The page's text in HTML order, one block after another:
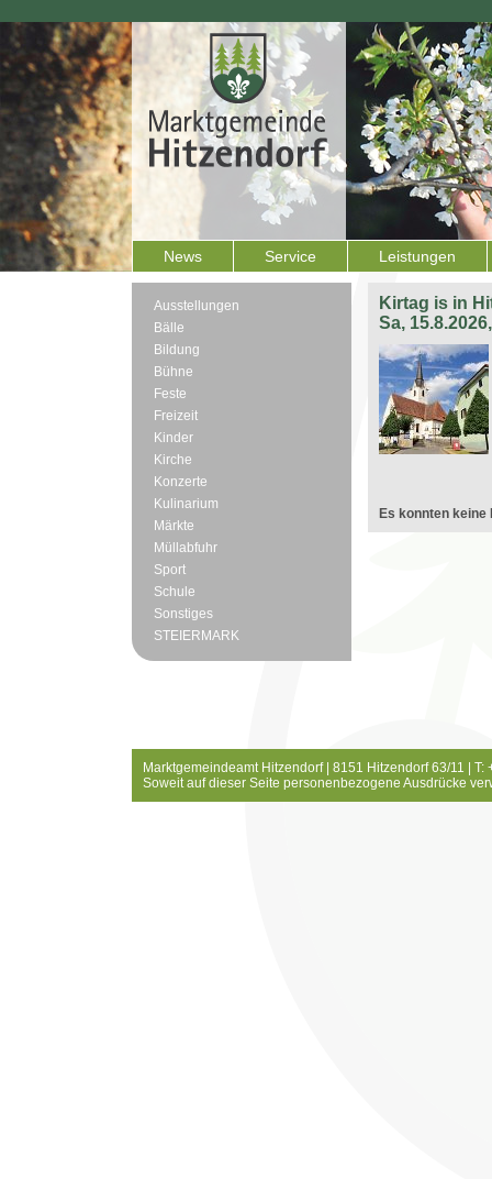
News Service Leistungen
Ausstellungen
Bälle
Bildung
Bühne
Feste
Freizeit
Kinder
Kirche
Konzerte
Kulinarium
Märkte
Müllabfuhr
Sport
Schule
Sonstiges
STEIERMARK
Kirtag is in
Sa,
Es konnten keine
Marktgemeindeamt Hitzendorf | 8151 Hitzendorf 63/11 |
Soweit auf dieser Seite personenbezogene Ausdrücke